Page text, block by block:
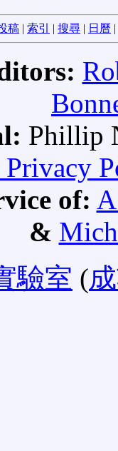
稿 | 索引 | 搜尋 | 日曆 |
Phillip
of:
&
驗室 (